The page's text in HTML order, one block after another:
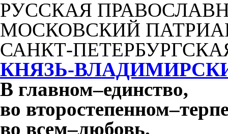
РУССКАЯ
МОСКОВСКИЙ
САНКТ-
КНЯЗЬ-
В главном–единство,
во второстепенном–
во всем–любовь.